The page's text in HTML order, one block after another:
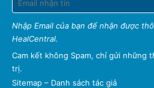
Nhập Email của bạn để nhận được
HealCentral.
Cam kết không Spam, chỉ gửi những
trị.
Sitemap – Danh sách tác giả